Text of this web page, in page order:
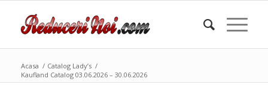
Acasa / Catalog Lady’s /
Kaufland Catalog 03.06.2026 – 30.06.2026